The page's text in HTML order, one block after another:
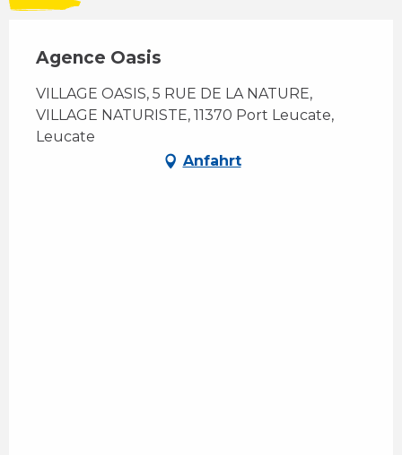
Agence Oasis
VILLAGE OASIS, 5 RUE DE LA NATURE,
VILLAGE NATURISTE, 11370 Port Leucate,
Leucate
Anfahrt